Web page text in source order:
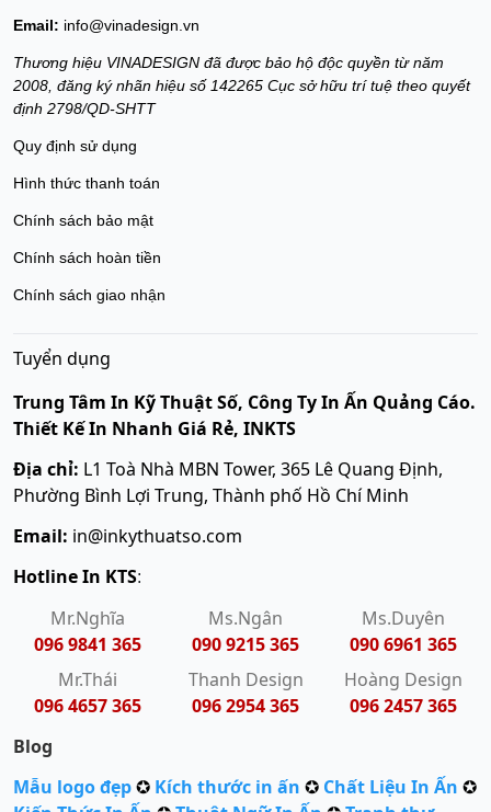
Email: info@vinadesign.vn
Thương hiệu VINADESIGN đã được bảo hộ độc quyền từ năm
2008, đăng ký nhãn hiệu số 142265 Cục sở hữu trí tuệ theo quyết
định 2798/QD-SHTT
Quy định sử dụng
Hình thức thanh toán
Chính sách bảo mật
Chính sách hoàn tiền
Chính sách giao nhận
Tuyển dụng
Trung Tâm In Kỹ Thuật Số, Công Ty In Ấn Quảng Cáo.
Thiết Kế In Nhanh Giá Rẻ, INKTS
Địa chỉ: L1 Toà Nhà MBN Tower, 365 Lê Quang Định,
Phường Bình Lợi Trung, Thành phố Hồ Chí Minh
Email: in@inkythuatso.com
Hotline In KTS:
Mr.Nghĩa
096 9841 365
Ms.Ngân
090 9215 365
Ms.Duyên
090 6961 365
Mr.Thái
096 4657 365
Thanh Design
096 2954 365
Hoàng Design
096 2457 365
Blog
Mẫu logo đẹp✪ Kích thước in ấn ✪ Chất Liệu In Ấn ✪